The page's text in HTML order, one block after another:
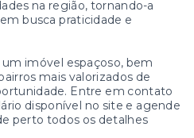
na região, tornando-a
busca praticidade e
imóvel espaçoso, bem
mais valorizados de
Entre em contato
disponível no site e agende
perto todos os detalhes